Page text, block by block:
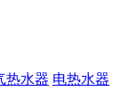
热水器 电热水器